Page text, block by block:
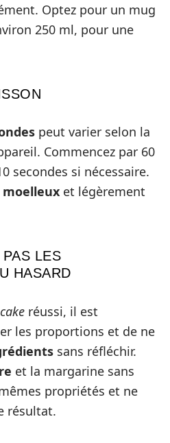
Optez pour un mug
250 ml, pour une
peut varier selon la
Commencez par 60
secondes si nécessaire.
moelleux et légèrement
LES
HASARD
réussi, il est
les proportions et de ne
sans réfléchir.
et la margarine sans
propriétés et ne
résultat.